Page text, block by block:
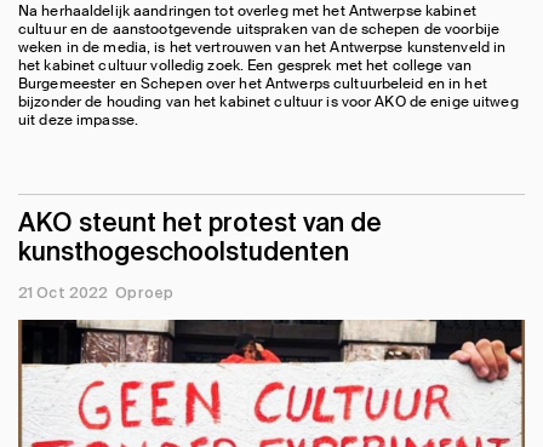
Na herhaaldelijk aandringen tot overleg met het Antwerpse kabinet
cultuur en de aanstootgevende uitspraken van de schepen de voorbije
weken in de media, is het vertrouwen van het Antwerpse kunstenveld in
het kabinet cultuur volledig zoek. Een gesprek met het college van
Burgemeester en Schepen over het Antwerps cultuurbeleid en in het
bijzonder de houding van het kabinet cultuur is voor AKO de enige uitweg
uit deze impasse.
AKO steunt het protest van de
kunsthogeschoolstudenten
21 Oct 2022 Oproep